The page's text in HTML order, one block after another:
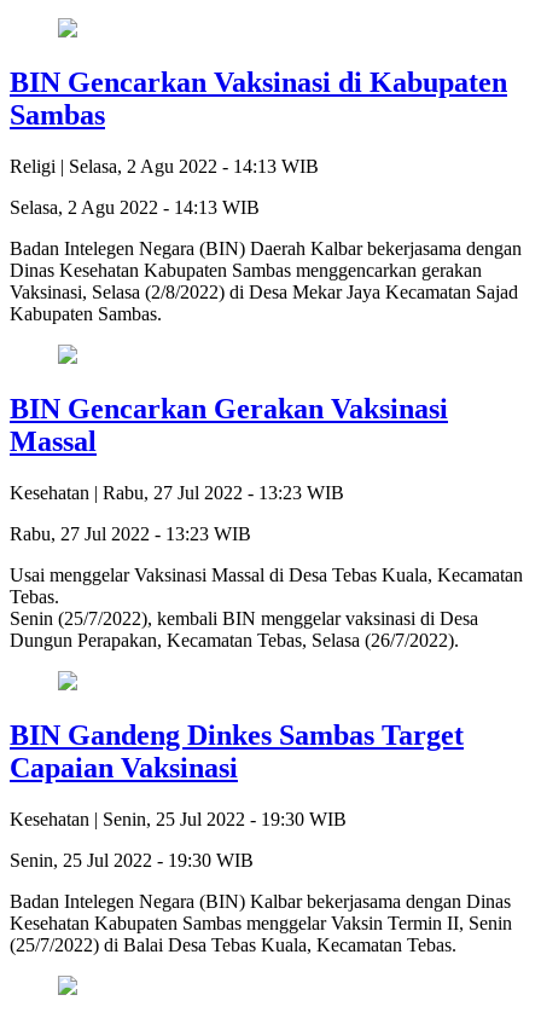
BIN Gencarkan Vaksinasi di Kabupaten
Sambas
Religi | Selasa, 2 Agu 2022 - 14:13 WIB
Selasa, 2 Agu 2022 - 14:13 WIB
Badan Intelegen Negara (BIN) Daerah Kalbar bekerjasama dengan
Dinas Kesehatan Kabupaten Sambas menggencarkan gerakan
Vaksinasi, Selasa (2/8/2022) di Desa Mekar Jaya Kecamatan Sajad
Kabupaten Sambas.
BIN Gencarkan Gerakan Vaksinasi
Massal
Kesehatan | Rabu, 27 Jul 2022 - 13:23 WIB
Rabu, 27 Jul 2022 - 13:23 WIB
Usai menggelar Vaksinasi Massal di Desa Tebas Kuala, Kecamatan
Tebas.
Senin (25/7/2022), kembali BIN menggelar vaksinasi di Desa
Dungun Perapakan, Kecamatan Tebas, Selasa (26/7/2022).
BIN Gandeng Dinkes Sambas Target
Capaian Vaksinasi
Kesehatan | Senin, 25 Jul 2022 - 19:30 WIB
Senin, 25 Jul 2022 - 19:30 WIB
Badan Intelegen Negara (BIN) Kalbar bekerjasama dengan Dinas
Kesehatan Kabupaten Sambas menggelar Vaksin Termin II, Senin
(25/7/2022) di Balai Desa Tebas Kuala, Kecamatan Tebas.